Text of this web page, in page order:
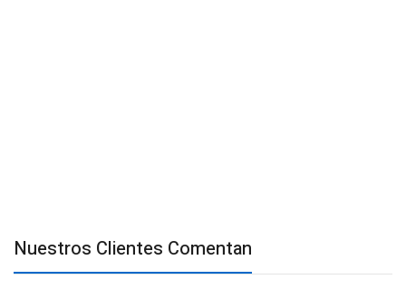
Nuestros Clientes Comentan